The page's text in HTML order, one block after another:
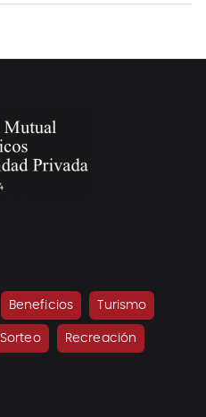
Beneficios Turismo
Sorteo Recreación